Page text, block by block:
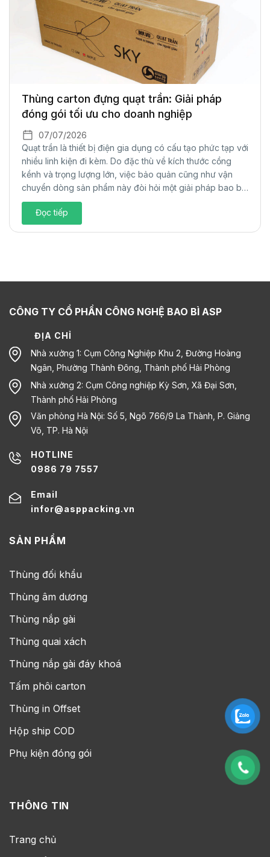
Thùng carton đựng quạt trần: Giải pháp
đóng gói tối ưu cho doanh nghiệp
07/07/2026
Quạt trần là thiết bị điện gia dụng có cấu tạo phức tạp với
nhiều linh kiện đi kèm. Do đặc thù về kích thước cồng
kềnh và trọng lượng lớn, việc bảo quản cũng như vận
chuyển dòng sản phẩm này đòi hỏi một giải pháp bao bì
cực kỳ chắc chắn. Thùng carton...
Đọc tiếp
CÔNG TY CỔ PHẦN CÔNG NGHỆ BAO BÌ ASP
ĐỊA CHỈ
Nhà xưởng 1: Cụm Công Nghiệp Khu 2, Đường Hoàng
Ngân, Phường Thành Đông, Thành phố Hải Phòng
Nhà xưởng 2: Cụm Công nghiệp Kỳ Sơn, Xã Đại Sơn,
Thành phố Hải Phòng
Văn phòng Hà Nội: Số 5, Ngõ 766/9 La Thành, P. Giảng
Võ, TP. Hà Nội
HOTLINE
0986 79 7557
Email
infor@asppacking.vn
SẢN PHẨM
Thùng đối khẩu
Thùng âm dương
Thùng nắp gài
Thùng quai xách
Thùng nắp gài đáy khoá
Tấm phôi carton
Thùng in Offset
Hộp ship COD
Phụ kiện đóng gói
THÔNG TIN
Trang chủ